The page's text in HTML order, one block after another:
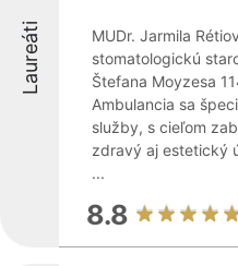
Laureáti
MUDr. Jarmila
stomatologickú
Štefana Moyzesa
Ambulancia sa
služby, s cieľom
zdravý aj estetický
...
8.8